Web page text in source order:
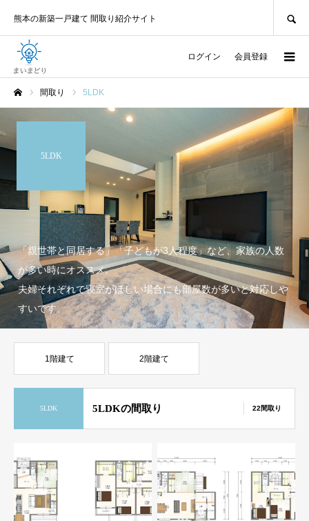
熊本の新築一戸建て 間取り紹介サイト
ログイン 会員登録
間取り 5LDK
5LDK
「親世帯と同居する」「子どもが3人程度」など、家族の人数
が多い時にオススメ。
夫婦それぞれで寝室がほしい場合にも部屋数が多いと対応しや
すいです。
1階建て 2階建て
5LDK 5LDKの間取り 22間取り